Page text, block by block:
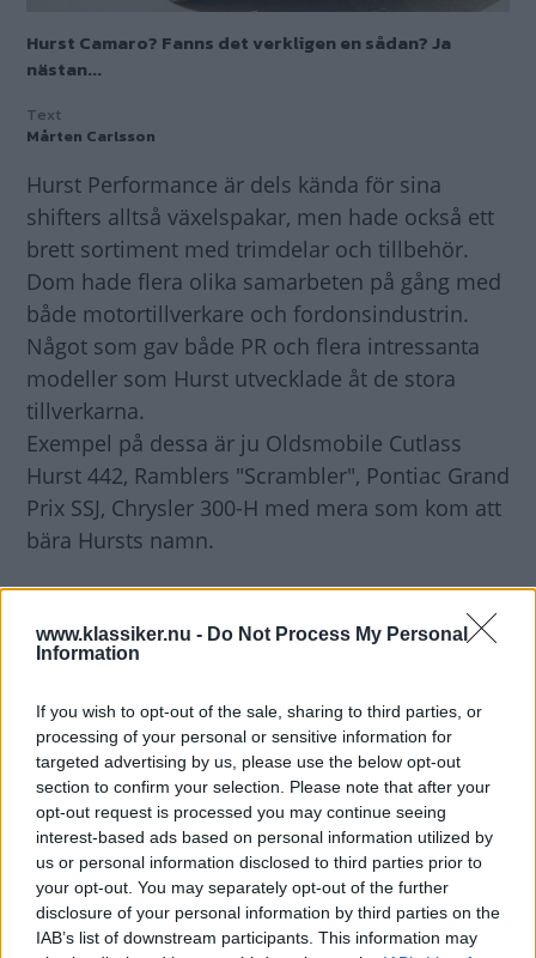
www.klassiker.nu - Do Not Process My Personal
Information
If you wish to opt-out of the sale, sharing to third parties, or
processing of your personal or sensitive information for
targeted advertising by us, please use the below opt-out
section to confirm your selection. Please note that after your
opt-out request is processed you may continue seeing
interest-based ads based on personal information utilized by
us or personal information disclosed to third parties prior to
your opt-out. You may separately opt-out of the further
disclosure of your personal information by third parties on the
IAB’s list of downstream participants. This information may
Hurst Camaro? Fanns det verkligen en sådan? Ja
nästan...
Text
Mårten Carlsson
Hurst Performance är dels kända för sina
shifters alltså växelspakar, men hade också ett
brett sortiment med trimdelar och tillbehör.
Dom hade flera olika samarbeten på gång med
både motortillverkare och fordonsindustrin.
Något som gav både PR och flera intressanta
modeller som Hurst utvecklade åt de stora
tillverkarna.
Exempel på dessa är ju Oldsmobile Cutlass
Hurst 442, Ramblers "Scrambler", Pontiac Grand
Prix SSJ, Chrysler 300-H med mera som kom att
bära Hursts namn.
var en reguljär Z/28 som detta år fick Corvettes
350 LT-1 motor på 360 hästar. Men den försågs
med ett par nya prylar från Hurst. Dels en ny
växelväljare för automatlådan och ett soltak
med en uppfällbar vindavisare. Den lackades
gul och kom att kallas för the sunshine pecial.
Nu är chansen att hitta en Hurst-Camaro rätt
liten - för det byggdes bara en enda!
Detta var på beställning av Funnycar-föraren